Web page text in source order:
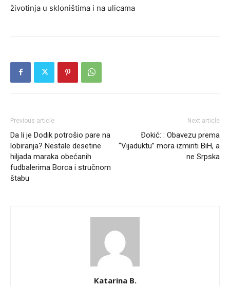
životinja u skloništima i na ulicama​​
Previous article
Da li je Dodik potrošio pare na
lobiranja? Nestale desetine
hiljada maraka obećanih
fudbalerima Borca i stručnom
štabu
Next article
Ðokić: : Obavezu prema
“Vijaduktu” mora izmiriti BiH, a
ne Srpska
Katarina B.